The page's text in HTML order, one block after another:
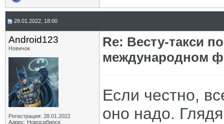
28.01.2022, 18:00
Android123
Новичок
Регистрация: 28.01.2022
Адрес: Новосибирск
Re: Весту-такси
международном
Если честно,
оно надо.